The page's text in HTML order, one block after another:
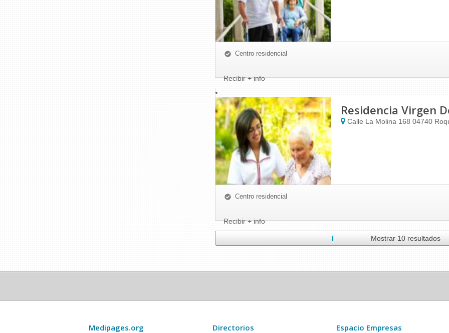
Centro residencial
Recibir + info
Residencia Virgen
Calle La Molina 168 04740
Centro residencial
Recibir + info
Mostrar 10 resultados
Medipages.org Directorios Espacio Empresas